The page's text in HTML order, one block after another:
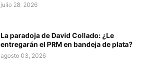
julio 28, 2026
La paradoja de David Collado: ¿Le
entregarán el PRM en bandeja de plata?
agosto 03, 2026